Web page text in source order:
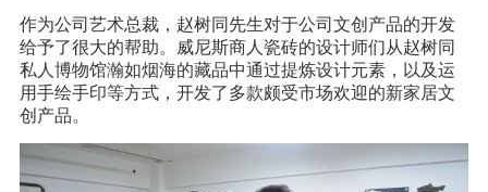
作为公司艺术总裁，赵树同先生对于公司文创产品的开发
给予了很大的帮助。威尼斯商人瓷砖的设计师们从赵树同
私人博物馆瀚如烟海的藏品中通过提炼设计元素，以及运
用手绘手印等方式，开发了多款颇受市场欢迎的新家居文
创产品。